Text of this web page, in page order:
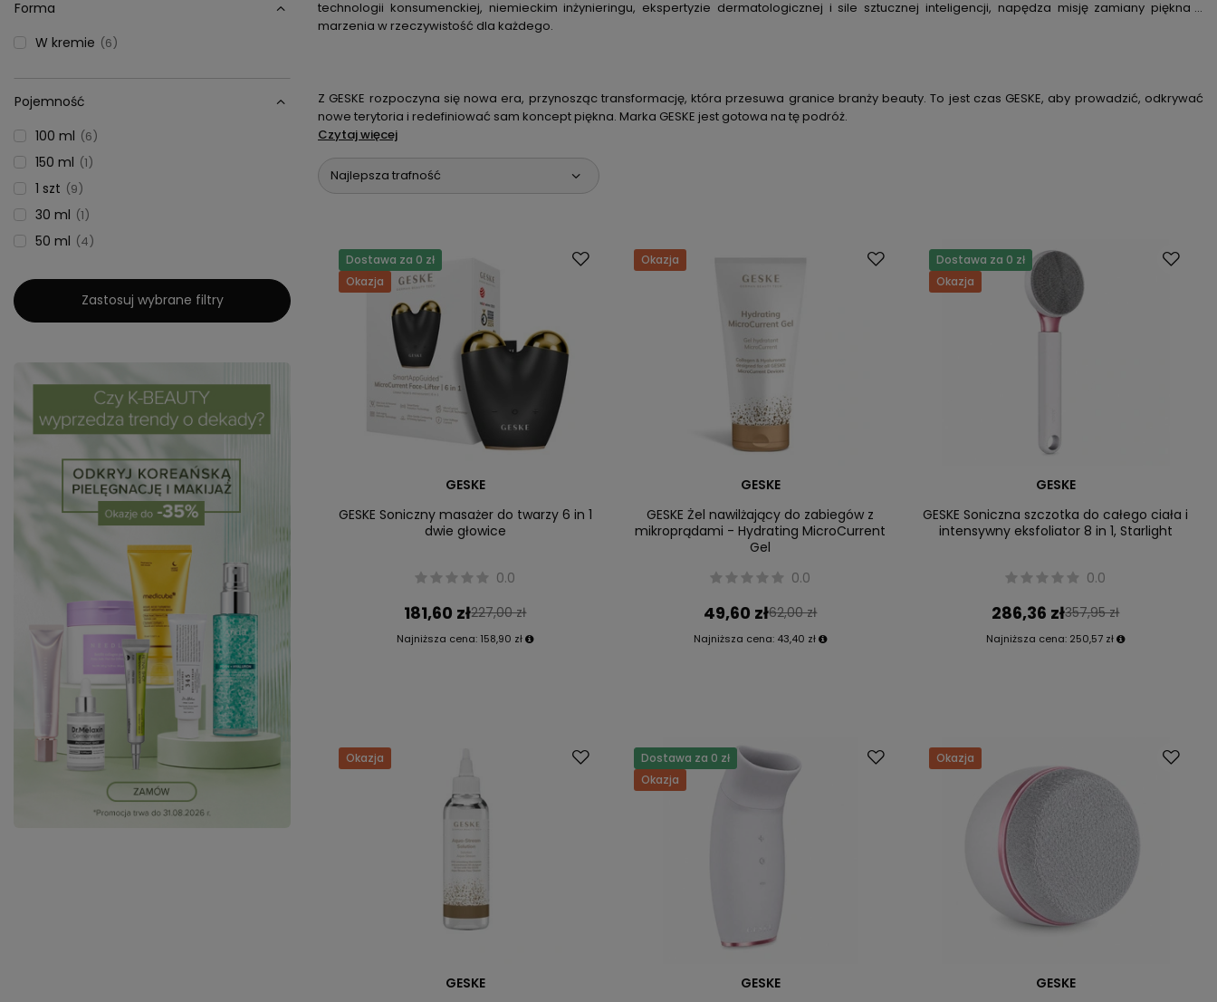
Forma
W kremie
6
Pojemność
100 ml
6
150 ml 1
1 szt 9
30 ml 1
50 ml 4
Zastosuj wybrane filtry
technologii konsumenckiej, niemieckim inżynieringu, ekspertyzie dermatologicznej i sile sztucznej inteligencji, napędza misję zamiany piękna z
marzenia w rzeczywistość dla każdego.
Z GESKE rozpoczyna się nowa era, przynosząc transformację, która przesuwa granice branży beauty. To jest czas GESKE, aby prowadzić, odkrywać
nowe terytoria i redefiniować sam koncept piękna. Marka GESKE jest gotowa na tę podróż.
Czytaj więcej
Najlepsza trafność
Dostawa za 0 zł
Okazja
GESKE
GESKE Soniczny masażer do twarzy 6 in 1
dwie głowice
0.0
181,60 zł227,00 zł
Najniższa cena: 158,90 zł
Okazja
GESKE
GESKE Żel nawilżający do zabiegów z
mikroprądami - Hydrating MicroCurrent
Gel
0.0
49,60 zł62,00 zł
Najniższa cena: 43,40 zł
Dostawa za 0 zł
Okazja
GESKE
GESKE Soniczna szczotka do całego ciała i
intensywny eksfoliator 8 in 1, Starlight
0.0
286,36 zł357,95 zł
Najniższa cena: 250,57 zł
Okazja
GESKE
Dostawa za 0 zł
Okazja
GESKE
Okazja
GESKE